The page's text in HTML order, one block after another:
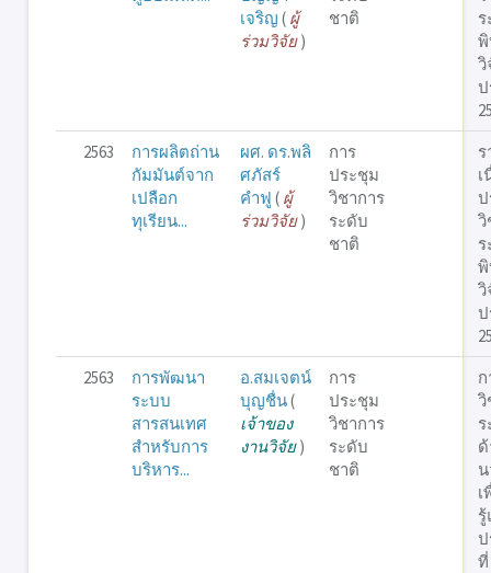
เจริญ ( ผู้
ร่วมวิจัย)
ชาติ
วิ
ป
2563
การผลิตถ่าน
กัมมันต์จาก
เปลือก
ทุเรียน...
ผศ. ดร.พลิ
ศภัสร์
คำฟู ( ผู้
ร่วมวิจัย)
การ
ประชุม
วิชาการ
ระดับ
ชาติ
วิ
วิ
ป
2563
การพัฒนา
ระบบ
สารสนเทศ
สำหรับการ
บริหาร...
อ.สมเจตน์
บุญชื่น(
เจ้าของ
งานวิจัย)
การ
ประชุม
วิชาการ
ระดับ
ชาติ
วิ
เ
ป
ที่